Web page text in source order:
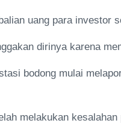
uang para investor
dirinya karena
bodong mulai
melakukan